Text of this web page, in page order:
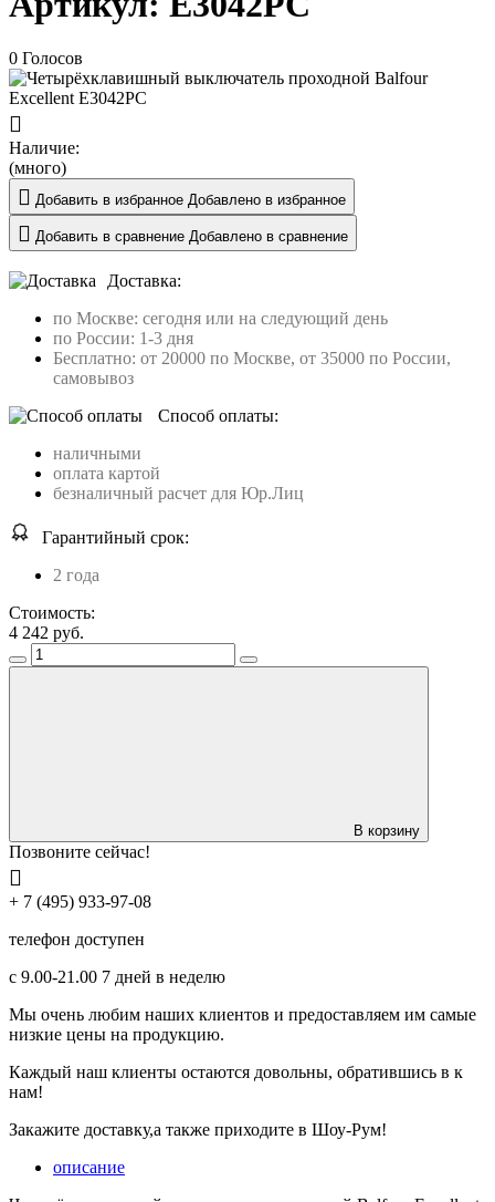
0 Голосов
Наличие:
(много)
Добавить в избранное Добавлено в избранное
Добавить в сравнение Добавлено в сравнение
Доставка:
по Москве: сегодня или на следующий день
по России: 1-3 дня
Бесплатно: от 20000 по Москве, от 35000 по России,
самовывоз
Способ оплаты:
наличными
оплата картой
безналичный расчет для Юр.Лиц
Гарантийный срок:
2 года
Стоимость:
4 242 руб.
В корзину
Позвоните сейчас!
+ 7 (495) 933-97-08
телефон доступен
с 9.00-21.00 7 дней в неделю
Мы очень любим наших клиентов и предоставляем им самые
низкие цены на продукцию.
Каждый наш клиенты остаются довольны, обратившись в к
нам!
Закажите доставку,а также приходите в Шоу-Рум!
описание